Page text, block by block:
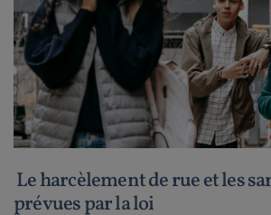
Le harcèlement de rue et les
prévues par la loi